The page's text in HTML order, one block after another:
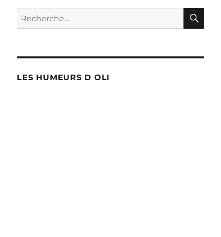
Wallonie
!
Recherche
pour :
LES HUMEURS D OLI